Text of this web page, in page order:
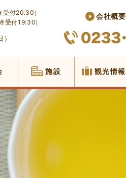
受付20:30）
受付19:30）
会社概要
施設 観光情報